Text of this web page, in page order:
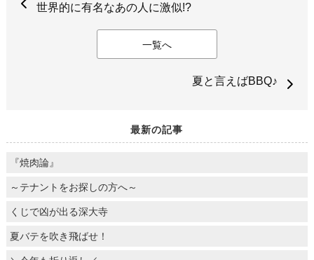
世界的に有名なあの人に激似!?
一覧へ
夏と言えばBBQ♪
最新の記事
『焼肉論』
～テナントをお探しの方へ～
くじで凶が出る深大寺
夏バテを吹き飛ばせ！